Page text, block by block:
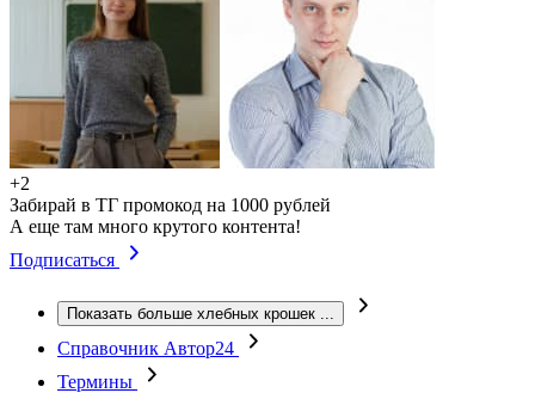
+2
Забирай в ТГ промокод на 1000 рублей
А еще там много крутого контента!
Подписаться
Показать больше хлебных крошек ...
Справочник Автор24
Термины